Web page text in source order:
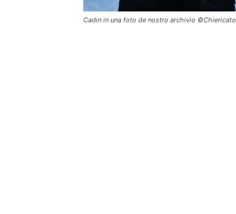
Cadin in una foto de nostro archivio ©Chiericato